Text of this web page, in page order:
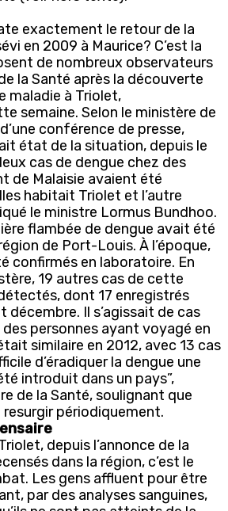
exactement le retour de la
en 2009 à Maurice? C’est la
de nombreux observateurs
la Santé après la découverte
maladie à Triolet,
semaine. Selon le ministère de
conférence de presse,
état de la situation, depuis le
cas de dengue chez des
de Malaisie avaient été
habitait Triolet et l’autre
le ministre Lormus Bundhoo.
flambée de dengue avait été
de Port-Louis. À l’époque,
confirmés en laboratoire. En
19 autres cas de cette
dont 17 enregistrés
décembre. Il s’agissait de cas
personnes ayant voyagé en
similaire en 2012, avec 13 cas
d’éradiquer la dengue une
introduit dans un pays”,
de la Santé, soulignant que
périodiquement.
depuis l’annonce de la
dans la région, c’est le
Les gens affluent pour être
par des analyses sanguines,